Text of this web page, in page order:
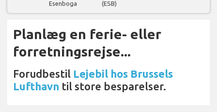
Esenboga
(ESB)
Planlæg en ferie- eller
forretningsrejse...
Forudbestil Lejebil hos Brussels
Lufthavn til store besparelser.